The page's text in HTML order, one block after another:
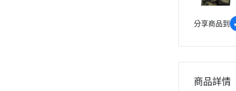
分享商品到
商品詳情